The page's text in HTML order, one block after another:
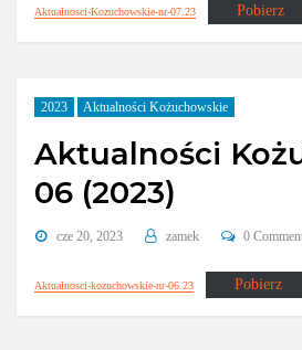
Aktualnosci-Kozuchowskie-nr-07.23 Pobierz
2023 Aktualności Kożuchowskie
Aktualności
06 (2023)
cze 20, 2023 zamek 0
Aktualnosci-kozuchowskie-nr-06.23 Pobierz